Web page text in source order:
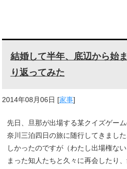
結婚して半年、底辺から始
り返ってみた
2014年08月06日 [家事]
先日、旦那が出場する某クイズゲー
奈川三泊四日の旅に随行してきまし
しかったのですが（わたし出場権な
まった知人たちと久々に再会したり